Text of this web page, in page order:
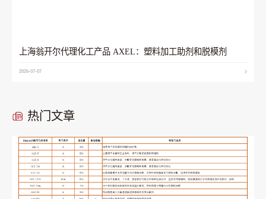
上海翁开尔代理化工产品 AXEL：塑料加工助剂和脱模剂
2026-07-07
热门文章